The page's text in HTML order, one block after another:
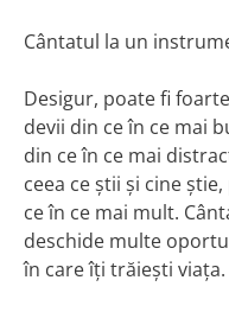
Cântatul la un
Desigur, poate fi
devii din ce în ce mai
din ce în ce mai
ceea ce știi și cine
ce în ce mai mult.
deschide multe
în care îți trăiești viața.